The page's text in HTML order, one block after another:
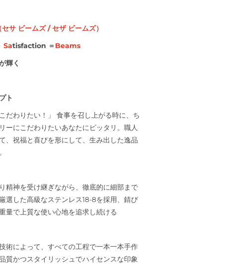
（セサ ビームズ/セザ ビームズ）
Satisfaction ＝Beams
輝く
ト
だわりたい！」 食事を召し上がる時に、ち
ーにこだわりたいあなたにピッタリ。職人
、祝福と喜びを形にして、生み出した逸品
精神を受け継ぎながら、徹底的に細部まで
選した高級なステンレス18-8を採用、錆び
量で上質な使い心地を追求し続ける
術によって、すべての工程で一本一本手作
質かつスタイリッシュでハイセンスな印象